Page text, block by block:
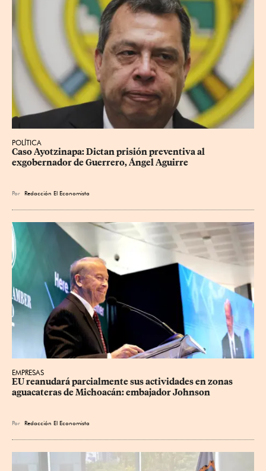
POLÍTICA
Caso Ayotzinapa: Dictan prisión preventiva al
exgobernador de Guerrero, Ángel Aguirre
Por Redacción El Economista
EMPRESAS
EU reanudará parcialmente sus actividades en zonas
aguacateras de Michoacán: embajador Johnson
Por Redacción El Economista